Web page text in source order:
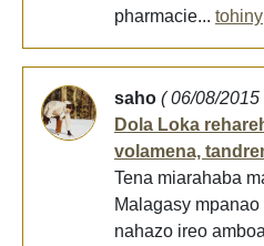
pharmacie... tohiny
saho ( 06/08/2015
Dola Loka
volamena,
Tena miarahaba
Malagasy
nahazo ireo